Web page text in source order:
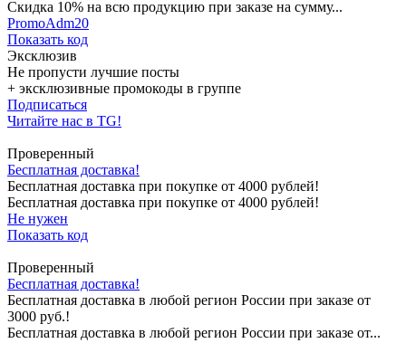
Cкидка 10% на всю продукцию при заказе на сумму...
PromoAdm20
Показать код
Эксклюзив
Не пропусти лучшие посты
+ эксклюзивные промокоды в группе
Подписаться
Читайте нас в TG!
Проверенный
Бесплатная доставка!
Бесплатная доставка при покупке от 4000 рублей!
Бесплатная доставка при покупке от 4000 рублей!
Не нужен
Показать код
Проверенный
Бесплатная доставка!
Бесплатная доставка в любой регион России при заказе от
3000 руб.!
Бесплатная доставка в любой регион России при заказе от...